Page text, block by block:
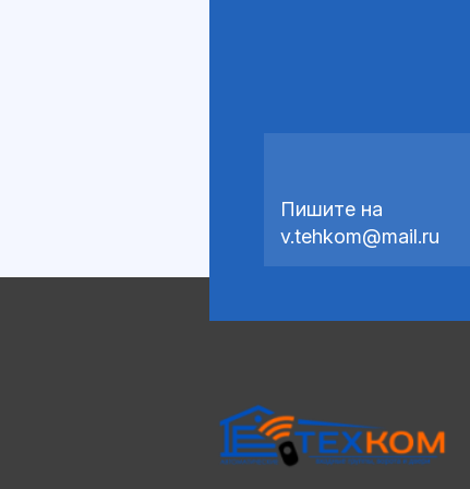
Пишите на
v.tehkom@mail.ru